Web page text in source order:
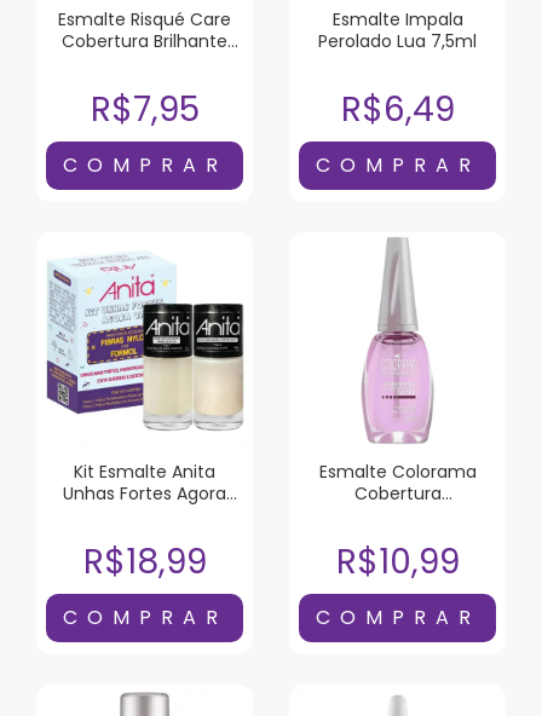
Esmalte Risqué Care
Cobertura Brilhante
R$7,95
Esmalte Impala
Perolado Lua 7,5ml
R$6,49
Kit Esmalte Anita
Unhas Fortes Agora
R$18,99
Esmalte Colorama
Cobertura
R$10,99